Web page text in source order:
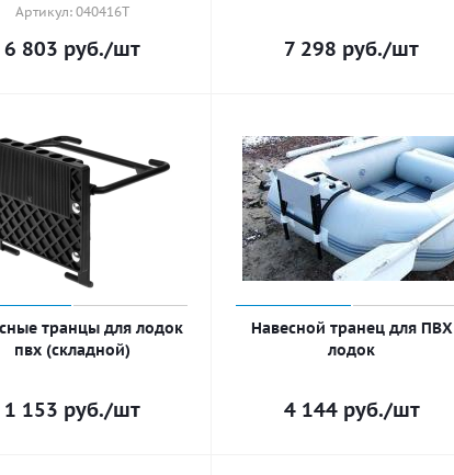
Артикул: 040416T
6 803 руб./шт 7 298 руб./шт
транцы для лодок
пвх (складной)
1 153 руб./шт
Навесной транец для ПВХ
лодок
4 144руб./шт